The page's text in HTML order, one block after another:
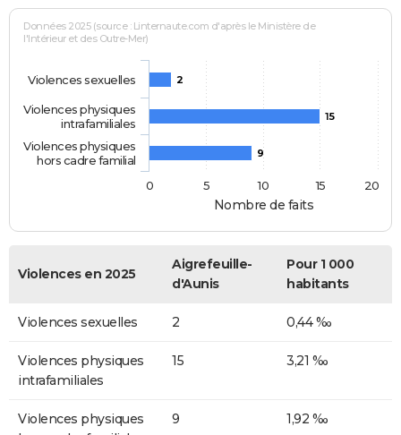
Nombre de faits
Données 2025 (source : Linternaute.com d'après le Ministère de
l'Intérieur et des Outre-Mer)
2
15
9
Violences sexuelles
Violences physiques
intrafamiliales
Violences physiques
hors cadre familial
0
5 10 15 20
Violences en 2025
Aigrefeuille-
d'Aunis
Pour 1 000
habitants
Violences sexuelles 2 0,44 ‰
Violences physiques
intrafamiliales
15 3,21 ‰
Violences physiques
9 1,92 ‰